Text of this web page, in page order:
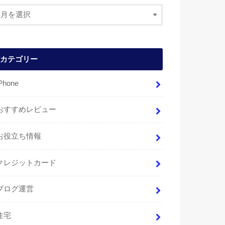
カテゴリー
すすめレビュー
役立ち情報
レジットカード
ログ運営
宅